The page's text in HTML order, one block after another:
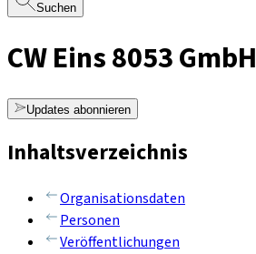
Suchen
CW Eins 8053 GmbH
Updates abonnieren
Inhaltsverzeichnis
Organisationsdaten
Personen
Veröffentlichungen